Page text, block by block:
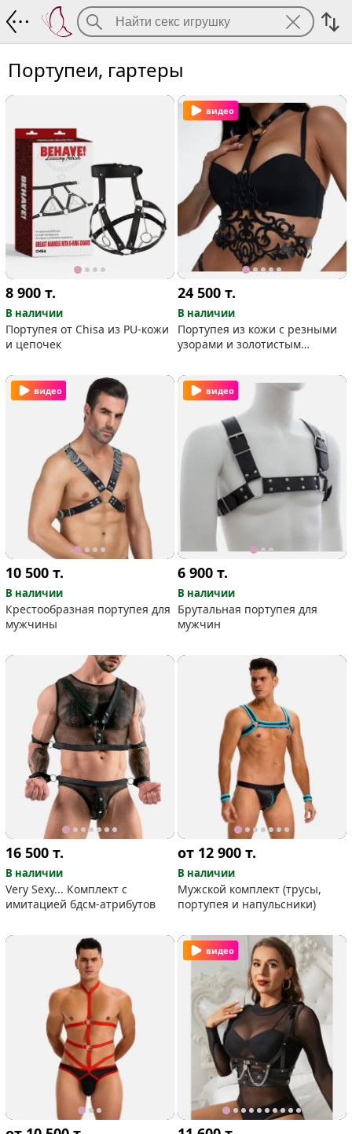
Портупеи, гартеры
8 900т.
В наличии
Портупея от Chisa из PU-кожи
и цепочек
видео
24 500т.
В наличии
Портупея из кожи с резными
узорами и золотистым
видео
10 500т.
В наличии
Крестообразная портупея для
мужчины
видео
6 900т.
В наличии
Брутальная портупея для
мужчин
16 500т.
В наличии
Very Sexy... Комплект с
имитацией бдсм-атрибутов
от 12 900т.
В наличии
Мужской комплект (трусы,
портупея и напульсники)
видео
Портупеи, гартеры